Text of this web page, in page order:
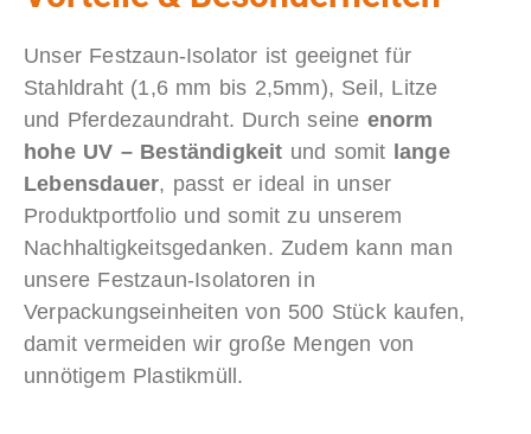
Unser Festzaun-Isolator ist geeignet für
Stahldraht (1,6 mm bis 2,5mm), Seil, Litze
und Pferdezaundraht. Durch seine enorm
hohe UV – Beständigkeit und somit lange
Lebensdauer, passt er ideal in unser
Produktportfolio und somit zu unserem
Nachhaltigkeitsgedanken. Zudem kann man
unsere Festzaun-Isolatoren in
Verpackungseinheiten von 500 Stück kaufen,
damit vermeiden wir große Mengen von
unnötigem Plastikmüll.